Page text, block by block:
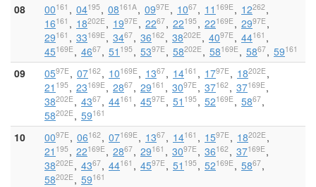
08 00161 04195 08161A 0997E 1067 11 169E 12262
16161 18202E 1997E 2267 22195 22169E 2997E
29161 33169E 3467 36162 38202E 4097E 44161
45169E 4667 51 195 5397E 58202E 58169E 5867 59161
09 0597E 07162 10169E 1367 14161 1797E 18202E
21 195 23169E 2867 29161 3097E 37162 37169E
38202E 4367 44161 4597E 51 195 52169E 5867
58202E 59161
10 0097E 06162 07169E 1367 14161 1597E 18202E
21 195 22169E 2867 29161 3097E 36162 37169E
38202E 4367 44161 4597E 51 195 52169E 5867
58202E 59161